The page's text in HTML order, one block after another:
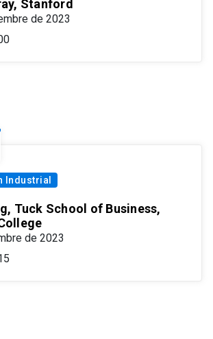
Stanford
de 2023
Industrial
Tuck School of Business,
de 2023